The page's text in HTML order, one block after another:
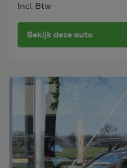
Incl. Btw
Bekijk deze auto
Bekijk deze auto